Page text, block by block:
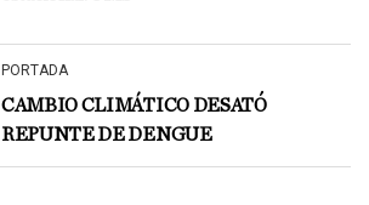
PORTADA
CAMBIO CLIMÁTICO DESATÓ
REPUNTE DE DENGUE